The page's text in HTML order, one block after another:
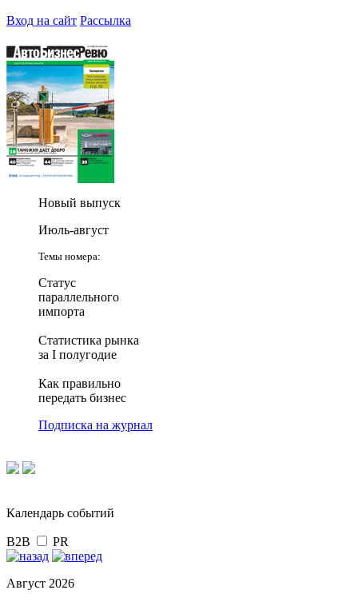
Вход на сайт Рассылка
Новый выпуск
Июль-август
Темы номера:
Статус
параллельного
импорта
Статистика рынка
за I полугодие
Как правильно
передать бизнес
Подписка на журнал
Календарь событий
B2B PR
Август 2026